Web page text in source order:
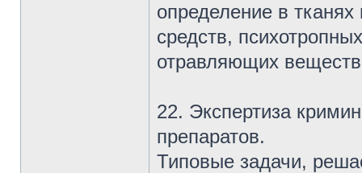
определение в
средств,
отравляющих
22. Экспертиза
препаратов.
Типовые задачи,